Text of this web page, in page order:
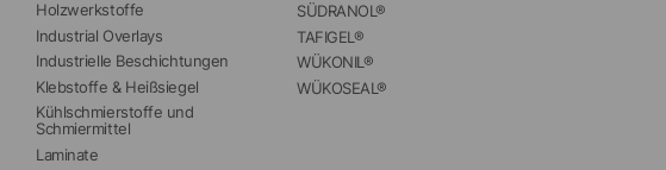
Holzwerkstoffe
Industrial Overlays
Industrielle Beschichtungen
Klebstoffe & Heißsiegel
Kühlschmierstoffe und
Schmiermittel
Laminate
SÜDRANOL®
TAFIGEL®
WÜKONIL®
WÜKOSEAL®